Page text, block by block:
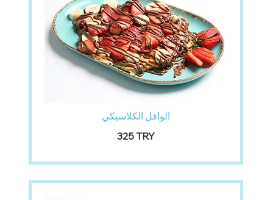
الوافل الكلاسيكي
‏325 TRY